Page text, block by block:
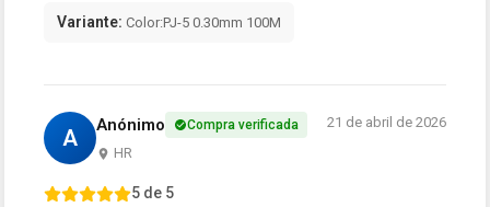
Variante: Color:PJ-5 0.30mm 100M
A Anónimo Compra verificada
HR
21 de abril de 2026
5 de 5